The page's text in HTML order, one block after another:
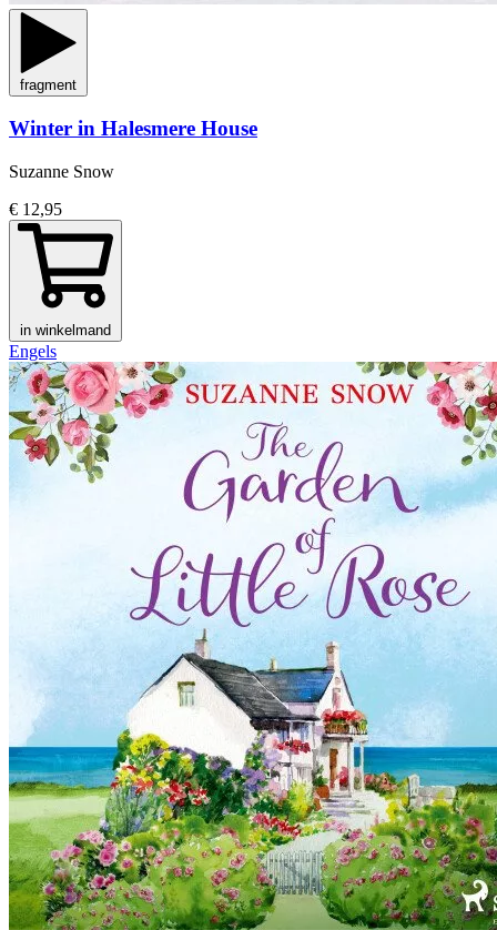
fragment
Winter in Halesmere House
Suzanne Snow
€ 12,95
in winkelmand
Engels